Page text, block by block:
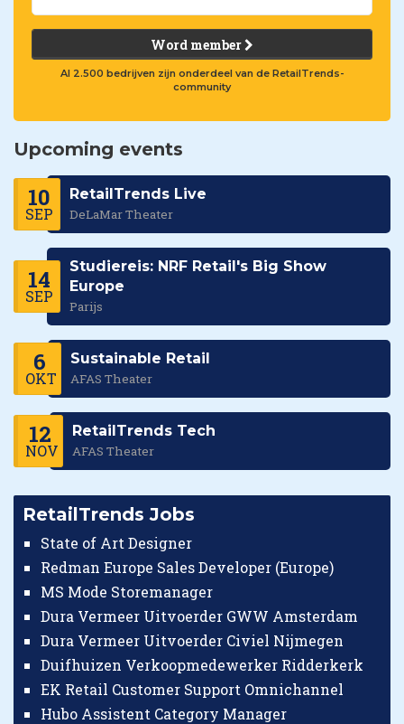
Word member
Al 2.500 bedrijven zijn onderdeel van de RetailTrends-
community
Upcoming events
10
SEP
RetailTrends Live
DeLaMar Theater
14
SEP
Studiereis: NRF Retail's Big Show
Europe
Parijs
6
OKT
Sustainable Retail
AFAS Theater
12
NOV
RetailTrends Tech
AFAS Theater
RetailTrends Jobs
State of Art Designer
Redman Europe Sales Developer (Europe)
MS Mode Storemanager
Dura Vermeer Uitvoerder GWW Amsterdam
Dura Vermeer Uitvoerder Civiel Nijmegen
Duifhuizen Verkoopmedewerker Ridderkerk
EK Retail Customer Support Omnichannel
Hubo Assistent Category Manager